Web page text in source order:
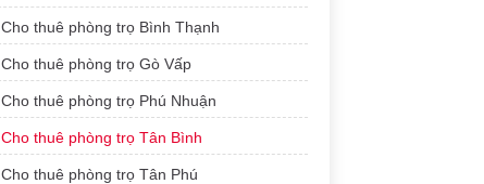
Cho thuê phòng trọ Bình Thạnh
Cho thuê phòng trọ Gò Vấp
Cho thuê phòng trọ Phú Nhuận
Cho thuê phòng trọ Tân Bình
Cho thuê phòng trọ Tân Phú